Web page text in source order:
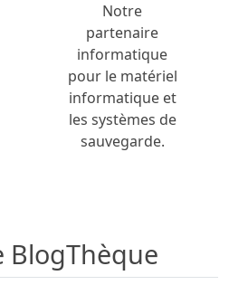
Notre
partenaire
informatique
pour le matériel
informatique et
les systèmes de
sauvegarde.
BlogThèque